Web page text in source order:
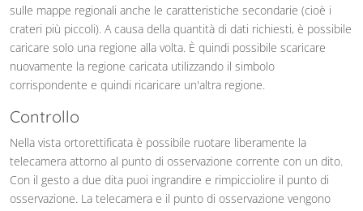
sulle mappe regionali anche le caratteristiche secondarie (cioè i
crateri più piccoli). A causa della quantità di dati richiesti, è possibile
caricare solo una regione alla volta. È quindi possibile scaricare
nuovamente la regione caricata utilizzando il simbolo
corrispondente e quindi ricaricare un'altra regione.
Controllo
Nella vista ortorettificata è possibile ruotare liberamente la
telecamera attorno al punto di osservazione corrente con un dito.
Con il gesto a due dita puoi ingrandire e rimpicciolire il punto di
osservazione. La telecamera e il punto di osservazione vengono